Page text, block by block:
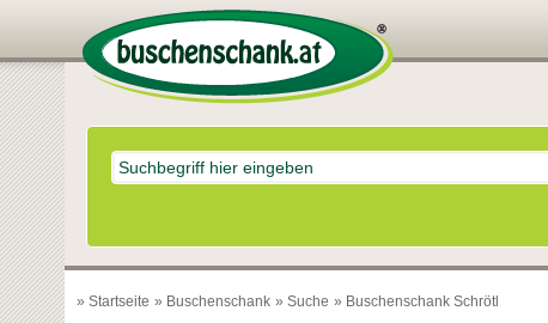
» Startseite » Buschenschank » Suche » Buschenschank Schrötl